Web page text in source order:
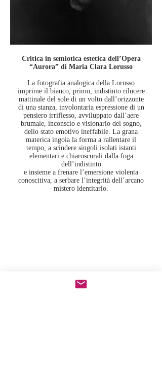
Critica in semiotica estetica dell’Opera
“Aurora” di Maria Clara Lorusso
La fotografia analogica della Lorusso
imprime il bianco, primo, indistinto rilucere
mattinale del sole di un volto dall’orizzonte
di una stanza, involontaria espressione di un
pensiero irriflesso, avviluppato dall’aere
brumale, inconscio e visionario del sogno,
dello stato emotivo ineffabile. La grana
materica ingoia la forma a rallentare il
tempo, a scindere singoli isolati istanti
elementari e chiaroscurali dalla foga
dell’indistinto
e insieme a frenare l’emersione violenta
conoscitiva, a serbare l’integrità dell’arcano
mistero identitario.